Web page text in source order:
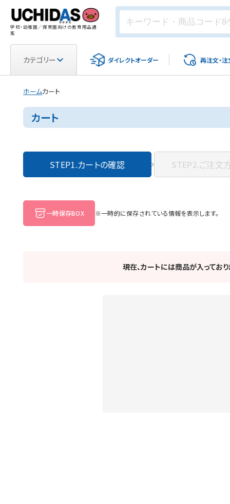
学校・幼稚園／保育園向けの教育用品通
販
カテゴリー ダイレクトオーダー 再注文・注
ホームカート
カート
STEP1.カートの確認 STEP2.ご注文
一時保存BOX ※一時的に保存されている情報を表示します。
現在、カートには商品が入ってお